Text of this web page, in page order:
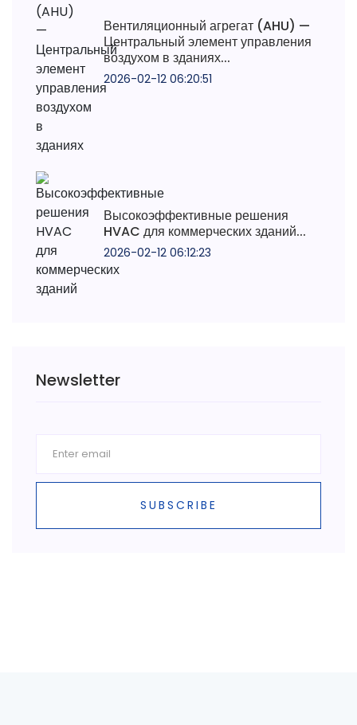
Вентиляционный агрегат (AHU) —
Центральный элемент управления
воздухом в зданиях...
2026-02-12 06:20:51
Высокоэффективные решения
HVAC для коммерческих зданий...
2026-02-12 06:12:23
Newsletter
SUBSCRIBE